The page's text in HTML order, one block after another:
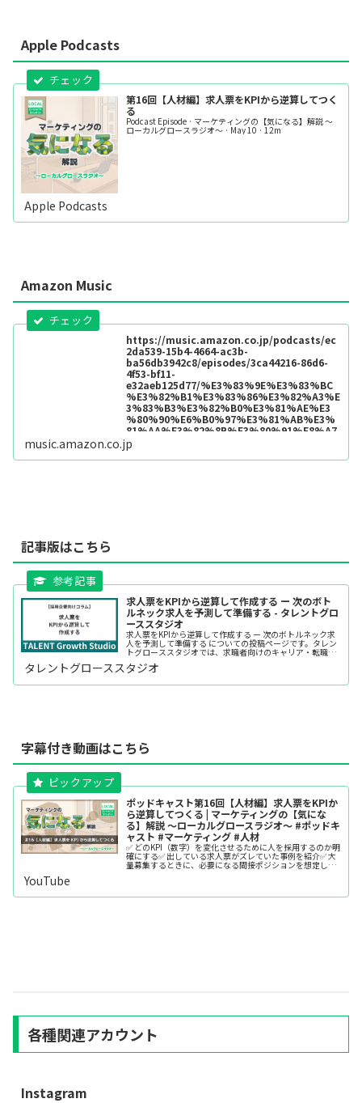
Apple Podcasts
第16回【人材編】求人票をKPIから逆算してつく
る
Podcast Episode · マーケティングの【気になる】解説 ～
ローカルグロースラジオ～ · May 10 · 12m
Apple Podcasts
Amazon Music
https://music.amazon.co.jp/podcasts/ec
2da539-15b4-4664-ac3b-
ba56db3942c8/episodes/3ca44216-86d6-
4f53-bf11-
e32aeb125d77/%E3%83%9E%E3%83%BC
%E3%82%B1%E3%83%86%E3%82%A3%E
3%83%B3%E3%82%B0%E3%81%AE%E3
%80%90%E6%B0%97%E3%81%AB%E3%
81%AA%E3%82%8B%E3%80%91%E8%A7
%A3%E8%AA%AC-
%EF%BD%9E%E3%83%AD%E3%83%BC%
E3%82%AB%E3%83%AB%E3%82%B0%E3
1%97%E3%81%A6%E3%81%A4%E3%81%
music.amazon.co.jp
記事版はこちら
求人票をKPIから逆算して作成する ー 次のボト
ルネック求人を予測して準備する - タレントグロ
ーススタジオ
求人票をKPIから逆算して作成する ー 次のボトルネック求
人を予測して準備する についての投稿ページです。タレン
トグローススタジオでは、求職者向けのキャリア・転職コ
ます。
タレントグローススタジオ
字幕付き動画はこちら
ポッドキャスト第16回【人材編】求人票をKPIか
ら逆算してつくる | マーケティングの【気にな
る】解説 ～ローカルグロースラジオ～ #ポッドキ
ャスト #マーケティング #人材
✅ どのKPI（数字）を変化させるために人を採用するのか明
確にする✅ 出している求人票がズレていた事例を紹介✅ 大
量募集するときに、必要になる間接ポジションを想定して
おく✅ ボトルネックは移動することを想定しておく採用の
YouTube
各種関連アカウント
Instagram